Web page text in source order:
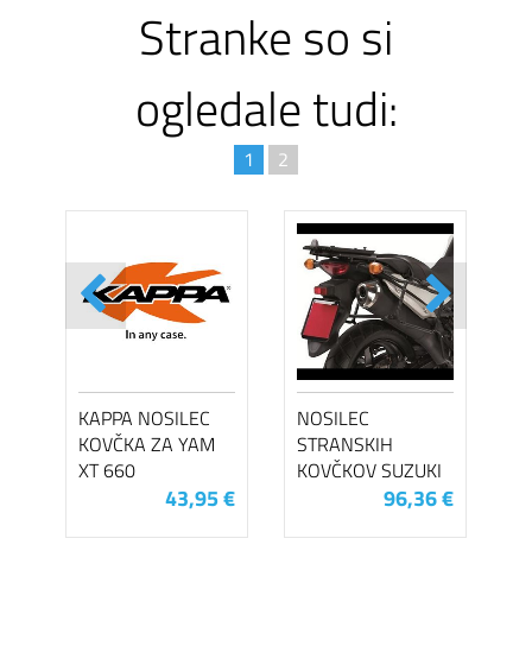
Stranke so si
ogledale tudi:
1 2
KAPPA NOSILEC
KOVČKA ZA YAM
XT 660
43,95 €
NOSILEC
STRANSKIH
KOVČKOV SUZUKI
96,36 €